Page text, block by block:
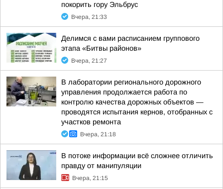
покорить гору Эльбрус
Вчера, 21:33
Делимся с вами расписанием группового
этапа «Битвы районов»
Вчера, 21:27
В лаборатории регионального дорожного
управления продолжается работа по
контролю качества дорожных объектов —
проводятся испытания кернов, отобранных с
участков ремонта
Вчера, 21:18
В потоке информации всё сложнее отличить
правду от манипуляции
Вчера, 21:15